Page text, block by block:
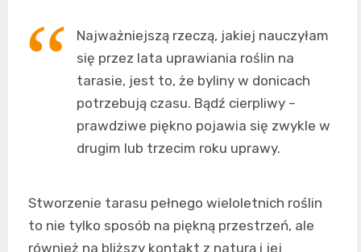
Najważniejszą rzeczą, jakiej nauczyłam
się przez lata uprawiania roślin na
tarasie, jest to, że byliny w donicach
potrzebują czasu. Bądź cierpliwy –
prawdziwe piękno pojawia się zwykle w
drugim lub trzecim roku uprawy.
Stworzenie tarasu pełnego wieloletnich roślin
to nie tylko sposób na piękną przestrzeń, ale
również na bliższy kontakt z naturą i jej